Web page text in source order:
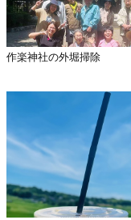
作楽神社の外堀掃除